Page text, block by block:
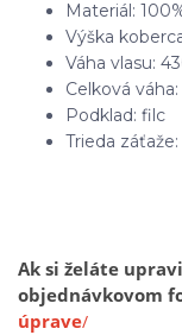
Materiál:
Výška
Váha vlasu:
Celková
Podklad: filc
Trieda záťaže:
Ak si želáte
objednávkovom
úprave/